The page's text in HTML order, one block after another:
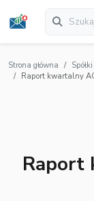
Strona główna Spółki
Raport kwartalny
Raport